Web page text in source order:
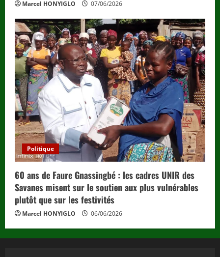
Marcel HONYIGLO 07/06/2026
Politique
60 ans de Faure Gnassingbé : les cadres UNIR des
Savanes misent sur le soutien aux plus vulnérables
plutôt que sur les festivités
Marcel HONYIGLO 06/06/2026